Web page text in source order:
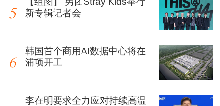
新专辑记者会
韩国首个商用AI数据中心将在
浦项开工
李在明要求全力应对持续高温